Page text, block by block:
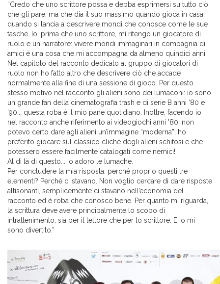
“Credo che uno scrittore possa e debba esprimersi su tutto ciò
che gli pare, ma che dia il suo massimo quando gioca in casa,
quando si lancia a descrivere mondi che conosce come le sue
tasche. Io, prima che uno scrittore, mi ritengo un giocatore di
ruolo e un narratore: vivere mondi immaginari in compagnia di
amici è una cosa che mi accompagna da almeno quindici anni.
Nel capitolo del racconto dedicato al gruppo di giocatori di
ruolo non ho fatto altro che descrivere ciò che accade
normalmente alla fine di una sessione di gioco. Per questo
stesso motivo nel racconto gli alieni sono dei lumaconi: io sono
un grande fan della cinematografia trash e di serie B anni ’80 e
’90... questa roba è il mio pane quotidiano. Inoltre, facendo io
nel racconto anche riferimento ai videogiochi anni '80, non
potevo certo dare agli alieni un’immagine “moderna”; ho
preferito giocare sul classico cliché degli alieni schifosi e che
potessero essere facilmente catalogati come nemici!
Al di là di questo... io adoro le lumache.
Per concludere la mia risposta: perché proprio questi tre
elementi? Perché ci stavano. Non voglio cercare di dare risposte
altisonanti, semplicemente ci stavano nell’economia del
racconto ed è roba che conosco bene. Per quanto mi riguarda,
la scrittura deve avere principalmente lo scopo di
intrattenimento, sia per il lettore che per lo scrittore. E io mi
sono divertito.”